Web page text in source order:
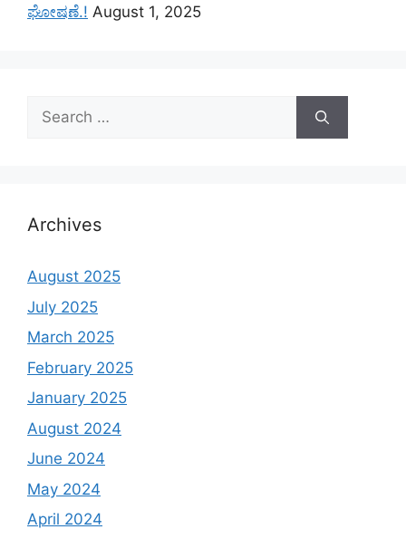
ಘೋಷಣೆ.! August 1, 2025
Search
for:
Archives
August 2025
July 2025
March 2025
February 2025
January 2025
August 2024
June 2024
May 2024
April 2024